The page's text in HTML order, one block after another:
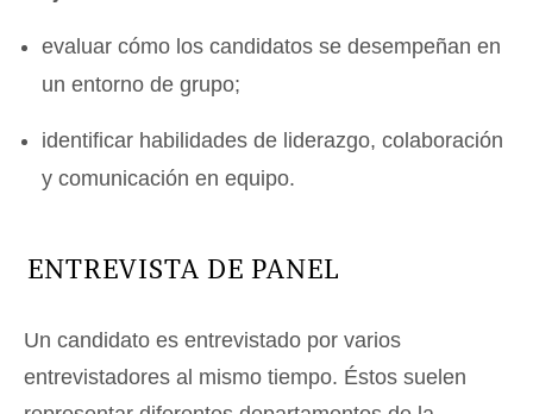
evaluar cómo los candidatos se desempeñan en
un entorno de grupo;
identificar habilidades de liderazgo, colaboración
y comunicación en equipo.
ENTREVISTA DE PANEL
Un candidato es entrevistado por varios
entrevistadores al mismo tiempo. Éstos suelen